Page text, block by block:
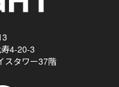
4-20-3
スタワー37階